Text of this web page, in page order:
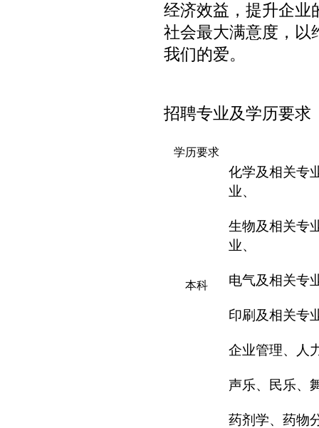
经济效益，提升企业
社会最大满意度，以
我们的爱。
招聘专业及学历要求
学历要求
本科
化学及相关专
业、
生物及相关专
业、
电气及相关专
印刷及相关专
企业管理、人
声乐、民乐、
药剂学、药物